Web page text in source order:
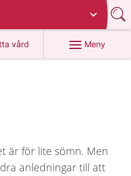
vård
på 1177.se
Meny
är för lite sömn. Men
anledningar till att